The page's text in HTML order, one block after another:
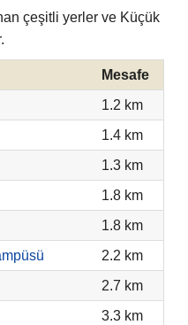
çeşitli yerler ve Küçük
Mesafe
1.2 km
1.4 km
1.3 km
1.8 km
1.8 km
2.2 km
2.7 km
3.3 km